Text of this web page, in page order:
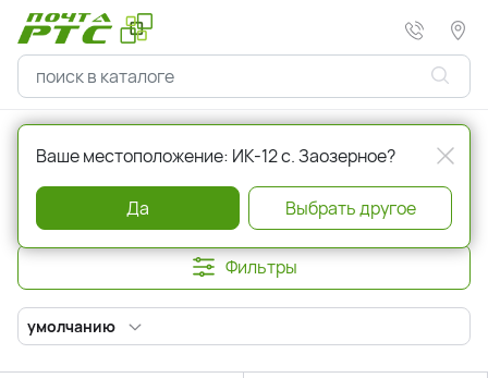
Главная Снековая продукция (орехи...)
Снековая продукция (орехи...)
Фильтры
умолчанию
Ваше местоположение: ИК-12 с. Заозерное?
Да Выбрать другое